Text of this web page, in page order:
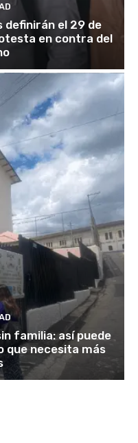
definirán el 29 de
en contra del
familia: así puede
que necesita más